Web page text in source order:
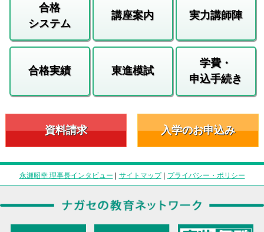
合格
システム
講座案内 実力講師陣
合格実績 東進模試
学費・
申込手続き
資料請求 入学のお申込み
永瀬昭幸 理事長インタビュー | サイトマップ| プライバシー・ポリシー